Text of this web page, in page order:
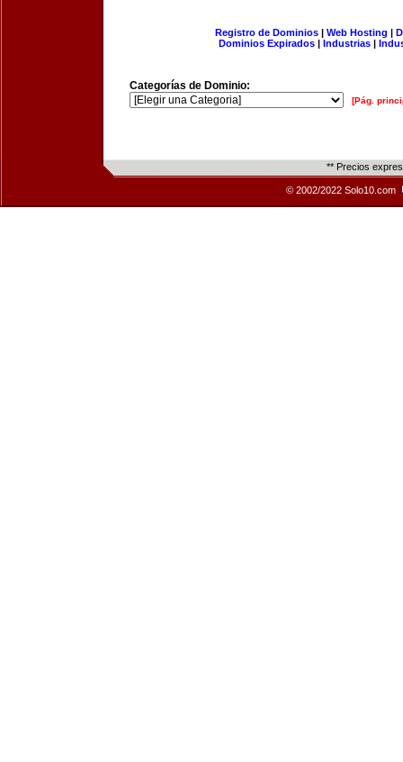
Registro de Dominios| Web Hosting |
Dominios Expirados | Industrias |
Categorías de Dominio:
[Pág.
** Precios
© 2002/2022 Solo10.com